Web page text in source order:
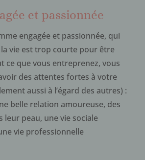
et passionnée
engagée et passionnée, qui
vie est trop courte pour être
ce que vous entreprenez, vous
des attentes fortes à votre
aussi à l’égard des autres) :
belle relation amoureuse, des
leur peau, une vie sociale
vie professionnelle